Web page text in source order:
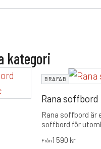
kategori
BRAFAB
Rana soffbord
Rana soffbord är
soffbord för
svart/antracit
Från1 590 kr